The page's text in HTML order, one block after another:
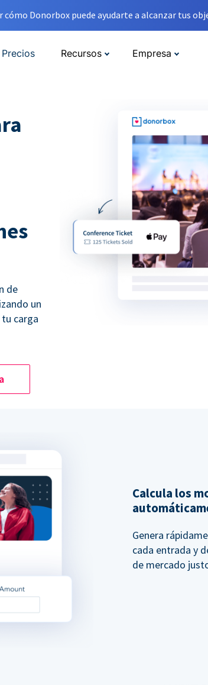
Donorbox puede ayudarte a alcanzar tus
Precios Recursos Empresa
de
un
carga
Calcula los
Genera
cada entrada y
de mercado